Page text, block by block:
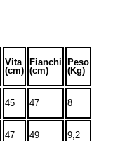
Vita
(cm)
Fianchi
(cm)
Peso
(Kg)
45 47 8
47 49 9,2